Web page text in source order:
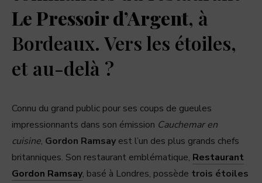
Le Pressoir d’Argent, à
Bordeaux. Vers les étoiles,
et au-delà ?
Connu du grand public pour ses coups de gueules
impressionnants dans son émission Cauchemar en
cuisine, Gordon Ramsay est l’un des plus grands chefs
britanniques. Son restaurant emblématique, Restaurant
Gordon Ramsay, basé à Londres, possède trois étoiles